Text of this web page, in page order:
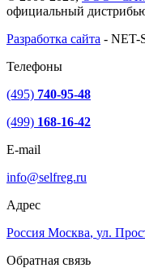
официальный
Разработка сайта - NET-
Телефоны
(495) 740-95-48
(499) 168-16-42
E-mail
info@selfreg.ru
Адрес
Россия Москва, ул.
Обратная связь